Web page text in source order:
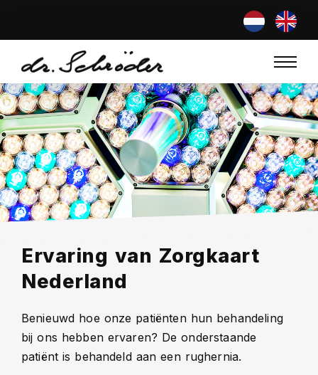
Ervaring van Zorgkaart
Nederland
Benieuwd hoe onze patiënten hun behandeling
bij ons hebben ervaren? De onderstaande
patiënt is behandeld aan een rughernia.